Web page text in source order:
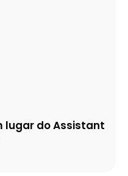
lugar do Assistant